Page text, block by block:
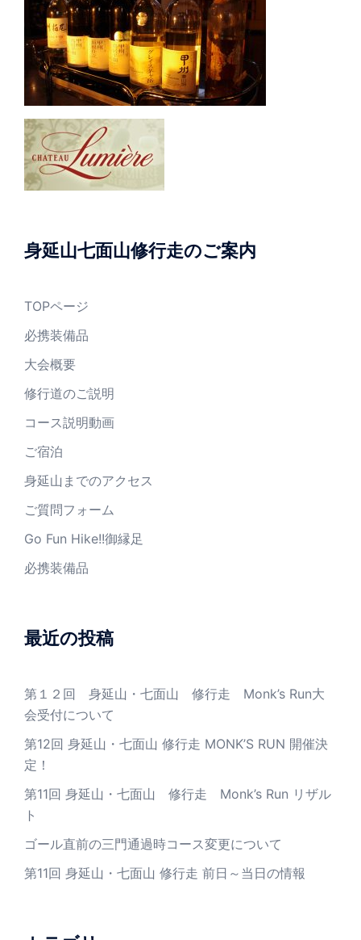
身延山七面山修行走のご案内
TOPページ
必携装備品
大会概要
修行道のご説明
コース説明動画
ご宿泊
身延山までのアクセス
ご質問フォーム
Go Fun Hike!!御縁足
必携装備品
最近の投稿
第１２回 身延山・七面山 修行走 Monk’s Run大
会受付について
第12回 身延山・七面山 修行走 MONK’S RUN 開催決
定！
第11回 身延山・七面山 修行走 Monk’s Run リザル
ト
ゴール直前の三門通過時コース変更について
第11回 身延山・七面山 修行走 前日～当日の情報